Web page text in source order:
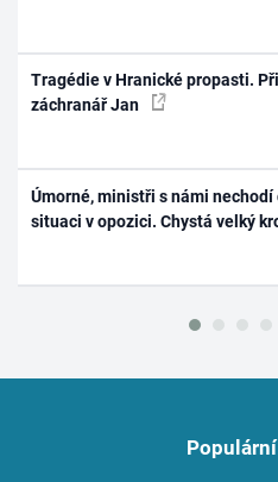
Tragédie v Hranické propasti.
záchranář Jan
Úmorné, ministři s námi
situaci v opozici. Chystá velký